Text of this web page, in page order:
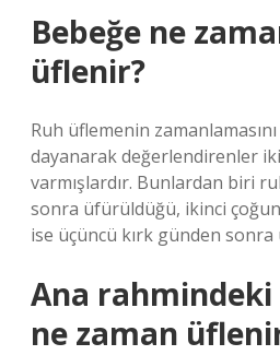
Bebeğe ne
üflenir?
Ruh üflemenin
dayanarak değerlendirenler
varmışlardır. Bunlardan biri
sonra üfürüldüğü, ikinci
ise üçüncü kırk günden
Ana rahmindeki
ne zaman